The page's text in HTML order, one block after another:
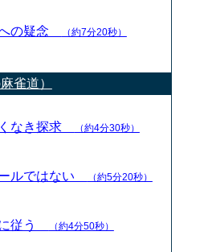
の疑念 （約7分20秒）
雀道）
なき探求 （約4分30秒）
ルではない （約5分20秒）
従う （約4分50秒）